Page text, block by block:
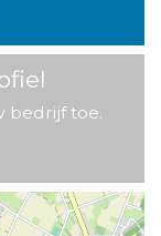
bedrijf toe.